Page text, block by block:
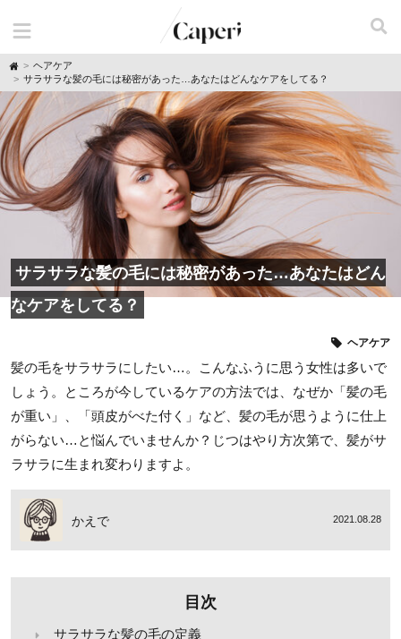
H
o
m
e
ヘアケア
サラサラな髪の毛には秘密があった…あなたはどんなケアをしてる？
サラサラな髪の毛には秘密があった…あなたはどん
なケアをしてる？
ヘアケア
髪の毛をサラサラにしたい…。こんなふうに思う女性は多いで
しょう。ところが今しているケアの方法では、なぜか「髪の毛
が重い」、「頭皮がべた付く」など、髪の毛が思うように仕上
がらない…と悩んでいませんか？じつはやり方次第で、髪がサ
ラサラに生まれ変わりますよ。
かえで 2021.08.28
目次
サラサラな髪の毛の定義